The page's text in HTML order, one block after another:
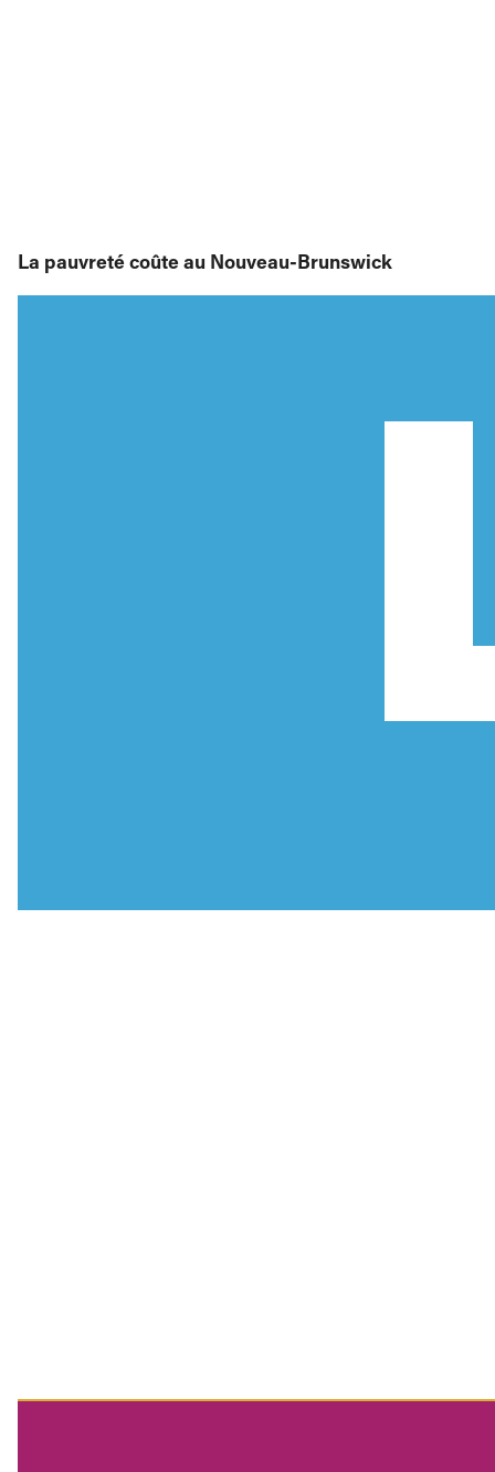
La pauvreté coûte au Nouveau-Brunswick